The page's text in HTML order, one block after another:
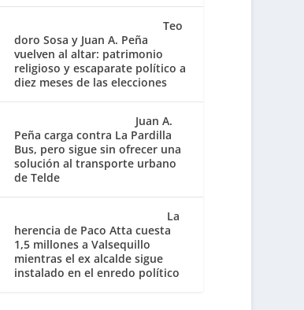
Teo
doro Sosa y Juan A. Peña
vuelven al altar: patrimonio
religioso y escaparate político a
diez meses de las elecciones
Juan A.
Peña carga contra La Pardilla
Bus, pero sigue sin ofrecer una
solución al transporte urbano
de Telde
La
herencia de Paco Atta cuesta
1,5 millones a Valsequillo
mientras el ex alcalde sigue
instalado en el enredo político